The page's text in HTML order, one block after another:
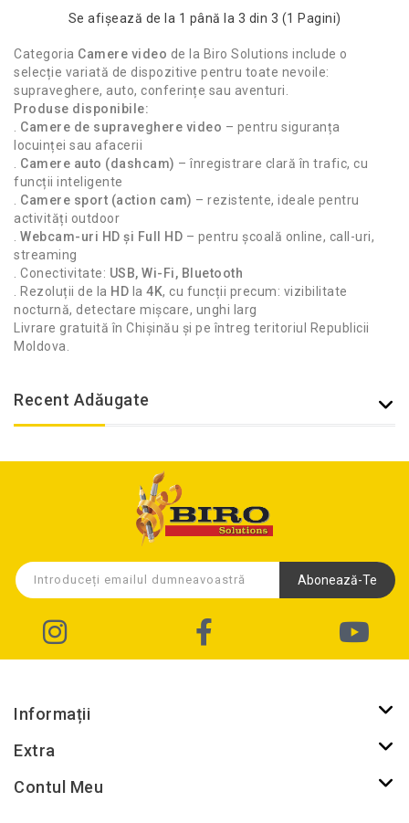
Se afişează de la 1 până la 3 din 3 (1 Pagini)
Categoria Camere video de la Biro Solutions include o
selecție variată de dispozitive pentru toate nevoile:
supraveghere, auto, conferințe sau aventuri.
Produse disponibile:
Camere de supraveghere video – pentru siguranța
locuinței sau afacerii
Camere auto (dashcam) – înregistrare clară în trafic, cu
funcții inteligente
Camere sport (action cam) – rezistente, ideale pentru
activități outdoor
Webcam-uri HD și Full HD – pentru școală online, call-uri,
streaming
. Conectivitate: USB, Wi-Fi, Bluetooth
. Rezoluții de la HD la 4K, cu funcții precum: vizibilitate
nocturnă, detectare mișcare, unghi larg
Livrare gratuită în Chișinău și pe întreg teritoriul Republicii
Moldova.
Recent Adăugate
Abonează-Te
Informații
Extra
Contul Meu